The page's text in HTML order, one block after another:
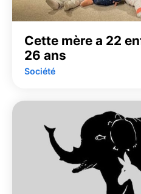
Cette mère a 22
26 ans
Société